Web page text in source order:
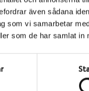
även sådana
som vi samarbetar
som de har samlat in
till någon av våra
eller service.